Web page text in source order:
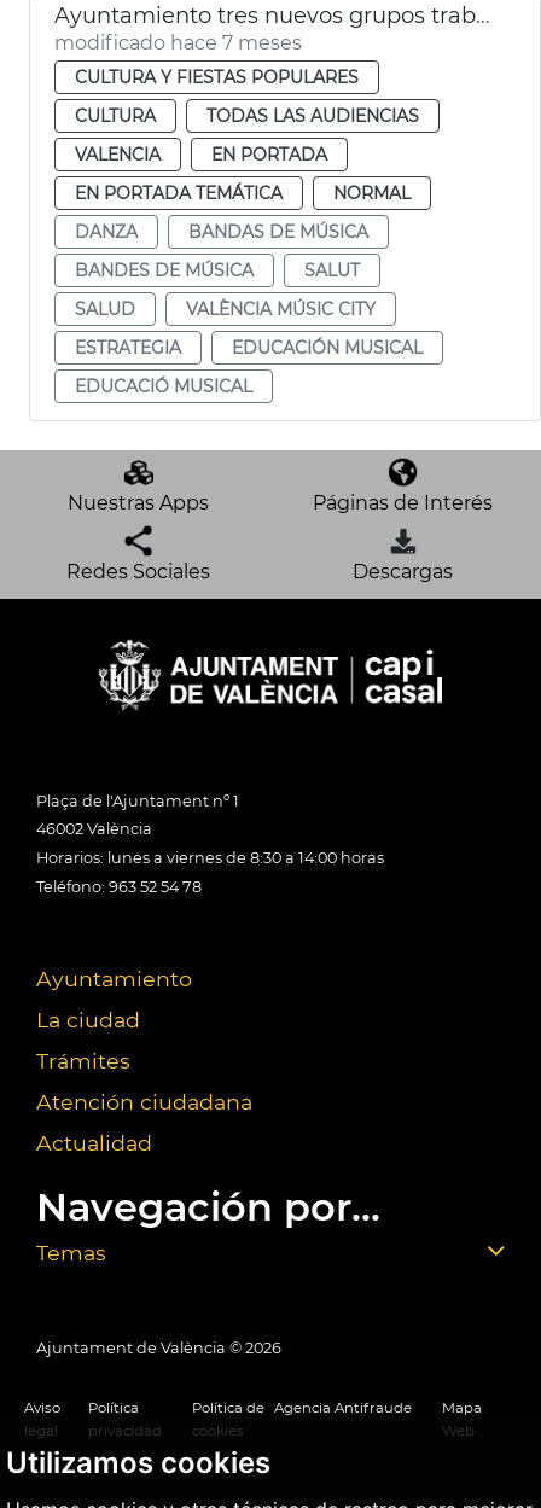
Utilizamos cookies
Ayuntamiento tres nuevos grupos trabajo València Music City
modificado hace 7 meses
CULTURA Y FIESTAS POPULARES
CULTURA
TODAS LAS AUDIENCIAS
VALENCIA
EN PORTADA
EN PORTADA TEMÁTICA
NORMAL
DANZA
BANDAS DE MÚSICA
BANDES DE MÚSICA
SALUT
SALUD
VALÈNCIA MÚSIC CITY
ESTRATEGIA
EDUCACIÓN MUSICAL
EDUCACIÓ MUSICAL
Nuestras Apps Páginas de Interés
Redes Sociales Descargas
Plaça de l'Ajuntament nº 1
46002 València
Horarios: lunes a viernes de 8:30 a 14:00 horas
Teléfono: 963 52 54 78
Ayuntamiento
La ciudad
Trámites
Atención ciudadana
Actualidad
Navegación por...
Temas
Ajuntament de València © 2026
Aviso
legal
Política
privacidad
Política de
cookies
Agencia Antifraude
Mapa
Web